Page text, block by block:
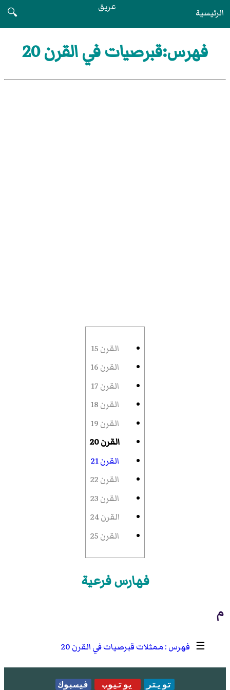
الرئيسية عريق
🔍
فهرس:قبرصيات في القرن 20
القرن 15
القرن 16
القرن 17
القرن 18
القرن 19
القرن 20
القرن 21
القرن 22
القرن 23
القرن 24
القرن 25
فهارس فرعية
م
☰ ممثلات قبرصيات في القرن 20
تويتر يوتيوب فيسبوك